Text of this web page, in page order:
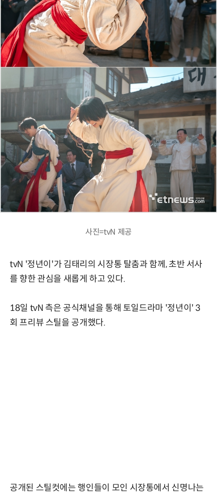
사진=tvN 제공
tvN '정년이'가 김태리의 시장통 탈춤과 함께, 초반 서사
를 향한 관심을 새롭게 하고 있다.
18일 tvN 측은 공식채널을 통해 토일드라마 '정년이' 3
회 프리뷰 스틸을 공개했다.
공개된 스틸컷에는 행인들이 모인 시장통에서 신명나는